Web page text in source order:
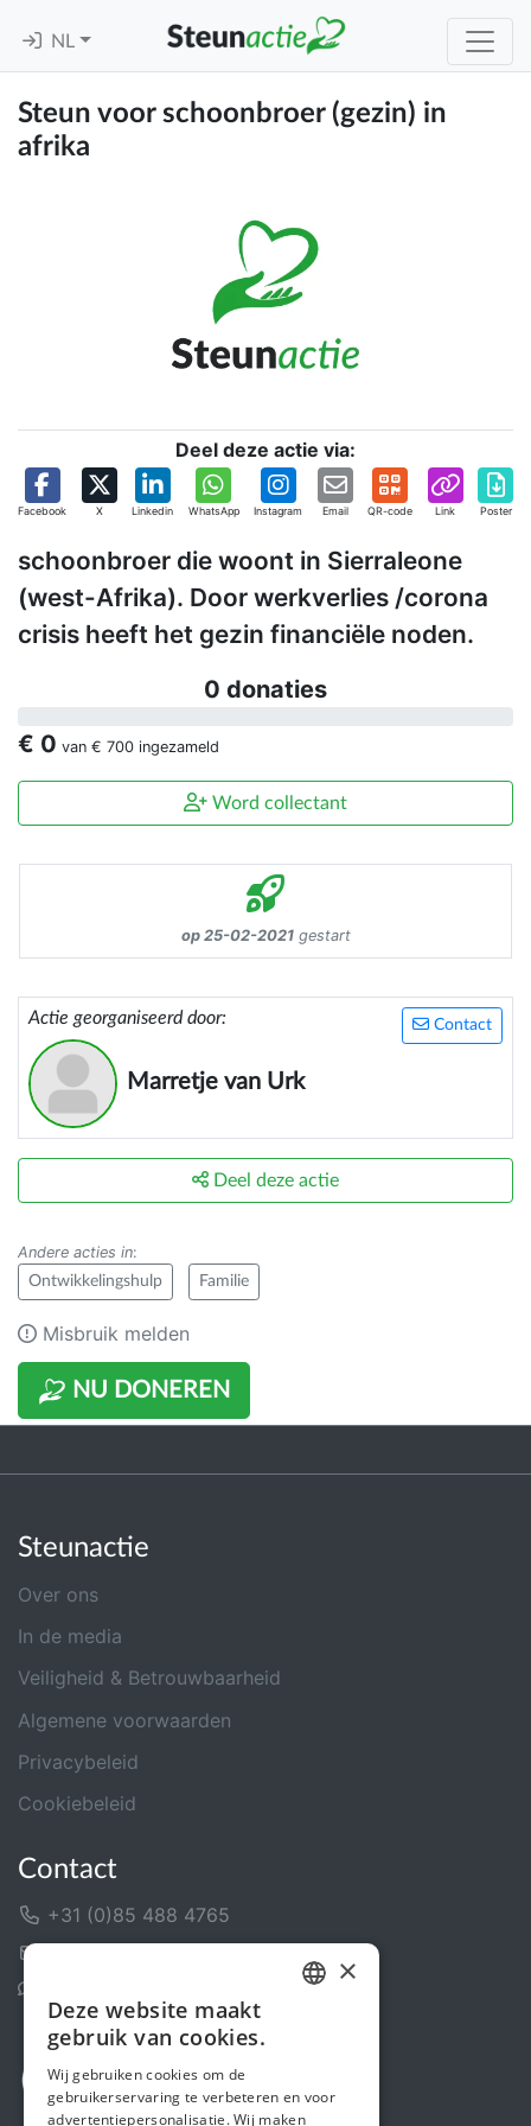
NL
Steun voor schoonbroer (gezin) in
afrika
Deel deze actie via:
Facebook X Linkedin WhatsApp Instagram Email QR-code Link Poster
schoonbroer die woont in Sierraleone
(west-Afrika). Door werkverlies /corona
crisis heeft het gezin financiële noden.
0 donaties
€ 0 van € 700 ingezameld
Word collectant
op 25-02-2021gestart
Contact
Actie georganiseerd door:
Marretje van Urk
NU DONEREN
Deel deze actie
Andere acties in:
Ontwikkelingshulp Familie
Misbruik melden
Steunactie
Over ons
In de media
Veiligheid & Betrouwbaarheid
Algemene voorwaarden
Privacybeleid
Cookiebeleid
Contact
+31 (0)85 488 4765
ENGLISH
×
Deze website maakt
gebruik van cookies.
Wij gebruiken cookies om de
gebruikerservaring te verbeteren en voor
advertentiepersonalisatie. Wij maken